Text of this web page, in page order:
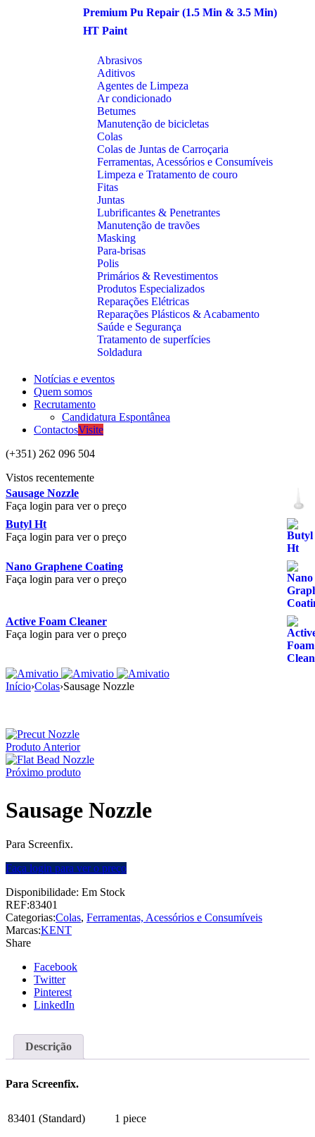
Premium Pu Repair (1.5 Min & 3.5 Min)
HT Paint
Abrasivos
Aditivos
Agentes de Limpeza
Ar condicionado
Betumes
Manutenção de bicicletas
Colas
Colas de Juntas de Carroçaria
Ferramentas, Acessórios e Consumíveis
Limpeza e Tratamento de couro
Fitas
Juntas
Lubrificantes & Penetrantes
Manutenção de travões
Masking
Para-brisas
Polis
Primários & Revestimentos
Produtos Especializados
Reparações Elétricas
Reparações Plásticos & Acabamento
Saúde e Segurança
Tratamento de superfícies
Soldadura
Notícias e eventos
Quem somos
Recrutamento
Candidatura Espontânea
ContactosVisite
(+351) 262 096 504
Vistos recentemente
Sausage Nozzle
Faça login para ver o preço
Butyl Ht
Faça login para ver o preço
Nano Graphene Coating
Faça login para ver o preço
Active Foam Cleaner
Faça login para ver o preço
Início›Colas›Sausage Nozzle
Produto Anterior
Próximo produto
Sausage Nozzle
Para Screenfix.
Faça login para ver o preço
Disponibilidade: Em Stock
REF:83401
Categorias:Colas, Ferramentas, Acessórios e Consumíveis
Marcas:KENT
Share
Facebook
Twitter
Pinterest
LinkedIn
Descrição
Para Screenfix.
83401 (Standard)
1 piece